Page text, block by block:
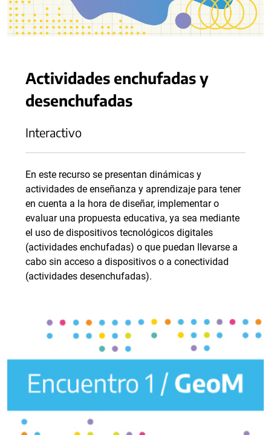
Actividades enchufadas y
desenchufadas
Interactivo
En este recurso se presentan dinámicas y
actividades de enseñanza y aprendizaje para tener
en cuenta a la hora de diseñar, implementar o
evaluar una propuesta educativa, ya sea mediante
el uso de dispositivos tecnológicos digitales
(actividades enchufadas) o que puedan llevarse a
cabo sin acceso a dispositivos o a conectividad
(actividades desenchufadas).